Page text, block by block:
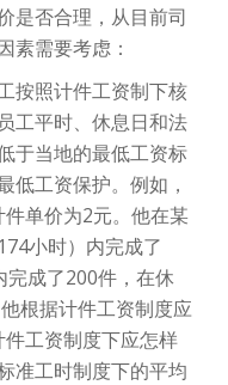
是否合理，从目前司
素需要考虑：
按照计件工资制下核
工平时、休息日和法
于当地的最低工资标
低工资保护。例如，
单价为2元。他在某
小时）内完成了
完成了200件，在休
根据计件工资制度应
工资制度下应怎样
准工时制度下的平均